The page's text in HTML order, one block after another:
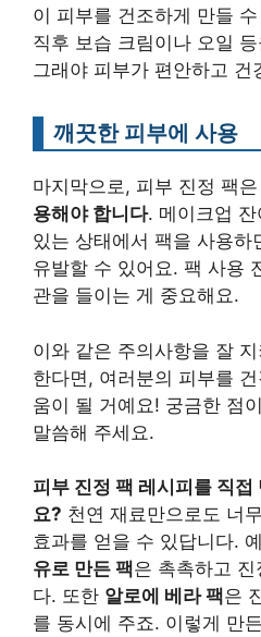
이 피부를 건조하게 만들
직후 보습 크림이나 오일
그래야 피부가 편안하고 건
깨끗한 피부에 사용
마지막으로, 피부 진정 팩은
용해야 합니다. 메이크업
있는 상태에서 팩을 사용하
유발할 수 있어요. 팩 사용
관을 들이는 게 중요해요.
이와 같은 주의사항을 잘
한다면, 여러분의 피부를
움이 될 거예요! 궁금한 점
말씀해 주세요.
피부 진정 팩 레시피를 직
요? 천연 재료만으로도 너
효과를 얻을 수 있답니다.
유로 만든 팩은 촉촉하고
다. 또한 알로에 베라 팩은
를 동시에 주죠. 이렇게 만